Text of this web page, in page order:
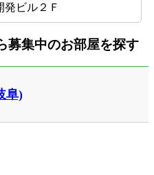
発ビル２Ｆ
募集中のお部屋を探す
阜)